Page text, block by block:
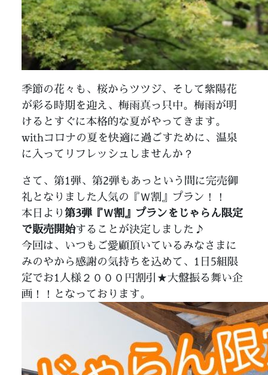
季節の花々も、桜からツツジ、そして紫陽花
が彩る時期を迎え、梅雨真っ只中。梅雨が明
けるとすぐに本格的な夏がやってきます。
withコロナの夏を快適に過ごすために、温泉
に入ってリフレッシュしませんか？
さて、第1弾、第2弾もあっという間に完売御
礼となりました人気の『Ｗ割』プラン！！
本日より第3弾『Ｗ割』プランをじゃらん限定
で販売開始することが決定しました♪
今回は、いつもご愛顧頂いているみなさまに
みのやから感謝の気持ちを込めて、1日5組限
定でお1人様２０００円割引★大盤振る舞い企
画！！となっております。